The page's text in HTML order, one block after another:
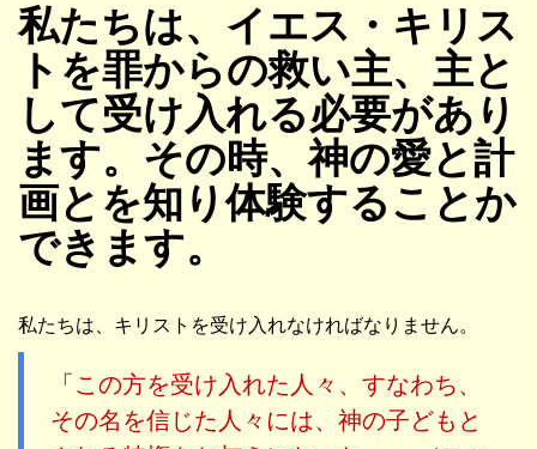
私たちは、イエス・キリス
トを罪からの救い主、主と
して受け入れる必要があり
ます。その時、神の愛と計
画とを知り体験することか
できます。
私たちは、キリストを受け入れなければなりません。
「この方を受け入れた人々、すなわち、
その名を信じた人々には、神の子どもと